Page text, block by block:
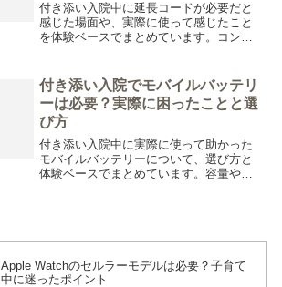
付き添い入院中に延長コードが必要だと
感じた場面や、実際に使って感じたこと
を体験ベースでまとめています。コンセ
付き添い入院でモバイルバッテリ
ーは必要？実際に困ったことと選
び方
付き添い入院中に実際に使って助かった
モバイルバッテリーについて、選び方と
体験ベースでまとめています。容量や使
Apple Watchのセルラーモデルは必要？子育て
中に迷ったポイント